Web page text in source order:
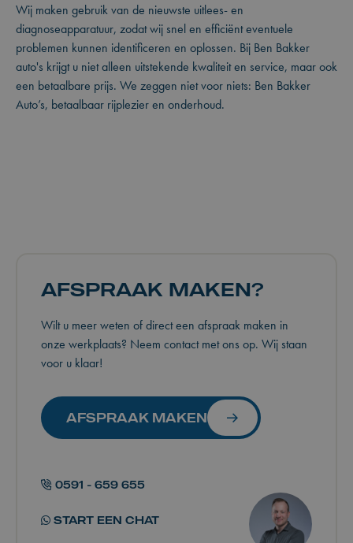
Wij maken gebruik van de nieuwste uitlees- en
diagnoseapparatuur, zodat wij snel en efficiënt eventuele
problemen kunnen identificeren en oplossen. Bij Ben Bakker
auto's krijgt u niet alleen uitstekende kwaliteit en service, maar ook
een betaalbare prijs. We zeggen niet voor niets: Ben Bakker
Auto’s, betaalbaar rijplezier en onderhoud.
AFSPRAAK MAKEN?
Wilt u meer weten of direct een afspraak maken in
onze werkplaats? Neem contact met ons op. Wij staan
voor u klaar!
AFSPRAAK MAKEN
0591 - 659 655
START EEN CHAT